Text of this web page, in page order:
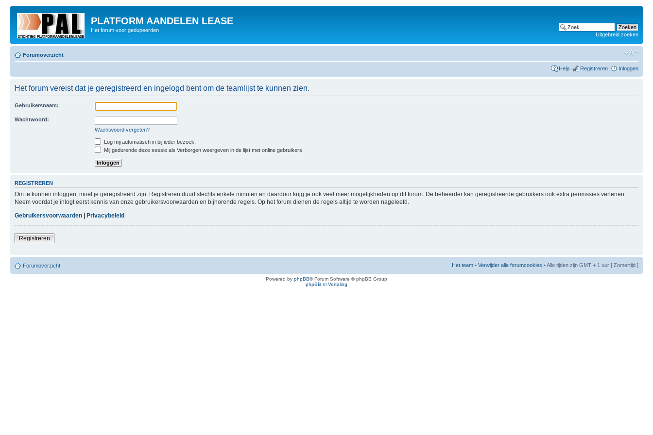
PLATFORM AANDELEN LEASE
Het forum voor gedupeerden
Uitgebreid zoeken
Forumoverzicht
Help Registreren Inloggen
Het forum vereist dat je geregistreerd en ingelogd bent om de teamlijst te kunnen zien.
Gebruikersnaam:
Wachtwoord:
Wachtwoord vergeten?
Log mij automatisch in bij ieder bezoek.
Mij gedurende deze sessie als Verborgen weergeven in de lijst met online gebruikers.
REGISTREREN
Om te kunnen inloggen, moet je geregistreerd zijn. Registreren duurt slechts enkele minuten en daardoor krijg je ook veel meer mogelijkheden op dit forum. De beheerder kan geregistreerde gebruikers ook extra permissies verlenen.
Neem voordat je inlogt eerst kennis van onze gebruikersvoorwaarden en bijhorende regels. Op het forum dienen de regels altijd te worden nageleefd.
Gebruikersvoorwaarden
Privacybeleid
Registreren
Forumoverzicht Het team • Verwijder alle forumcookies • Alle tijden zijn GMT + 1 uur [ Zomertijd ]
Powered by phpBB® Forum Software © phpBB Group
phpBB.nl Vertaling